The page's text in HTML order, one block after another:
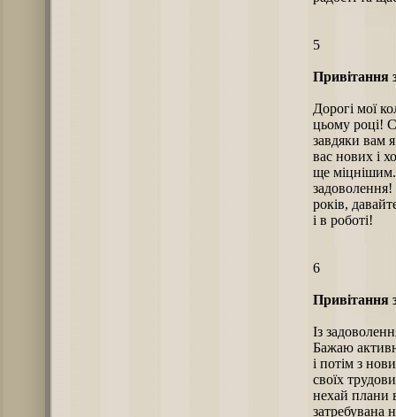
5
Привітання
Дорогі мої
цьому році!
завдяки вам
вас нових і
ще міцнішим.
років,
і в роботі!
6
Привітання
Із
Бажаю
і потім з
своїх
нехай плани
затребувана